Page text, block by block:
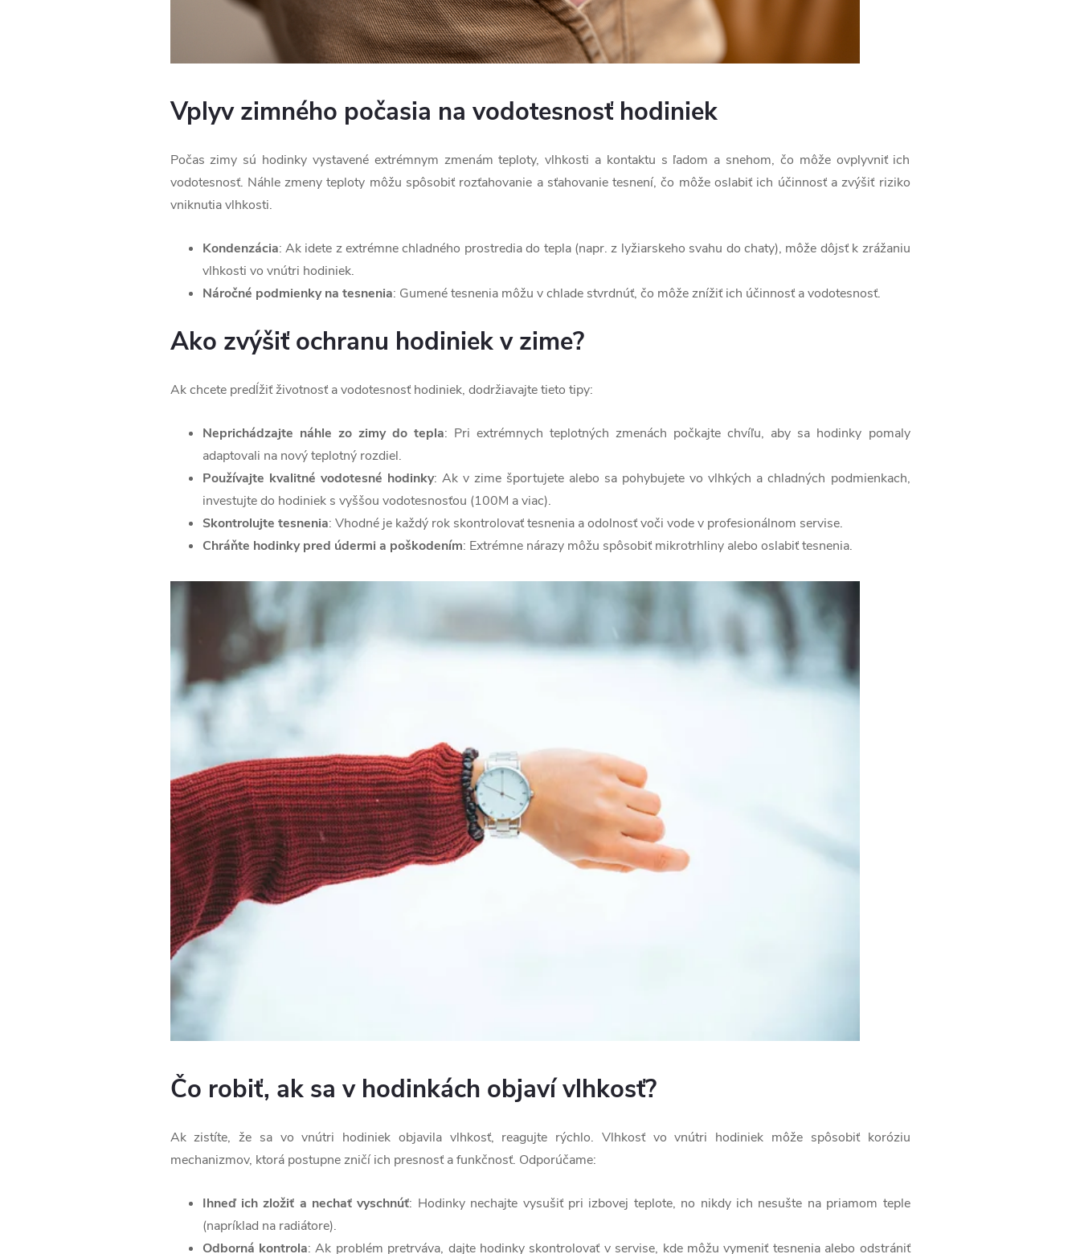
Vplyv zimného počasia na vodotesnosť hodiniek
Počas zimy sú hodinky vystavené extrémnym zmenám teploty, vlhkosti a kontaktu s ľadom a snehom, čo môže ovplyvniť ich
vodotesnosť. Náhle zmeny teploty môžu spôsobiť rozťahovanie a sťahovanie tesnení, čo môže oslabiť ich účinnosť a zvýšiť riziko
vniknutia vlhkosti.
Kondenzácia: Ak idete z extrémne chladného prostredia do tepla (napr. z lyžiarskeho svahu do chaty), môže dôjsť k zrážaniu
vlhkosti vo vnútri hodiniek.
Náročné podmienky na tesnenia: Gumené tesnenia môžu v chlade stvrdnúť, čo môže znížiť ich účinnosť a vodotesnosť.
Ako zvýšiť ochranu hodiniek v zime?
Ak chcete predĺžiť životnosť a vodotesnosť hodiniek, dodržiavajte tieto tipy:
Neprichádzajte náhle zo zimy do tepla: Pri extrémnych teplotných zmenách počkajte chvíľu, aby sa hodinky pomaly
adaptovali na nový teplotný rozdiel.
Používajte kvalitné vodotesné hodinky: Ak v zime športujete alebo sa pohybujete vo vlhkých a chladných podmienkach,
investujte do hodiniek s vyššou vodotesnosťou (100M a viac).
Skontrolujte tesnenia: Vhodné je každý rok skontrolovať tesnenia a odolnosť voči vode v profesionálnom servise.
Chráňte hodinky pred údermi a poškodením: Extrémne nárazy môžu spôsobiť mikrotrhliny alebo oslabiť tesnenia.
Čo robiť, ak sa v hodinkách objaví vlhkosť?
Ak zistíte, že sa vo vnútri hodiniek objavila vlhkosť, reagujte rýchlo. Vlhkosť vo vnútri hodiniek môže spôsobiť koróziu
mechanizmov, ktorá postupne zničí ich presnosť a funkčnosť. Odporúčame:
Ihneď ich zložiť a nechať vyschnúť: Hodinky nechajte vysušiť pri izbovej teplote, no nikdy ich nesušte na priamom teple
(napríklad na radiátore).
Odborná kontrola: Ak problém pretrváva, dajte hodinky skontrolovať v servise, kde môžu vymeniť tesnenia alebo odstrániť